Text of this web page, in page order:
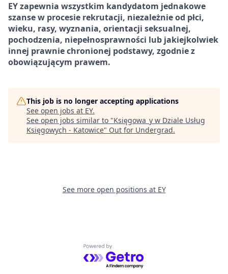
EY zapewnia wszystkim kandydatom jednakowe
szanse w procesie rekrutacji, niezależnie od płci,
wieku, rasy, wyznania, orientacji seksualnej,
pochodzenia, niepełnosprawności lub jakiejkolwiek
innej prawnie chronionej podstawy, zgodnie z
obowiązującym prawem.
This job is no longer accepting applications
See open jobs at EY.
See open jobs similar to "Księgowa_y w Dziale Usług
Księgowych - Katowice" Out for Undergrad.
See more open positions at EY
Powered by Getro.com